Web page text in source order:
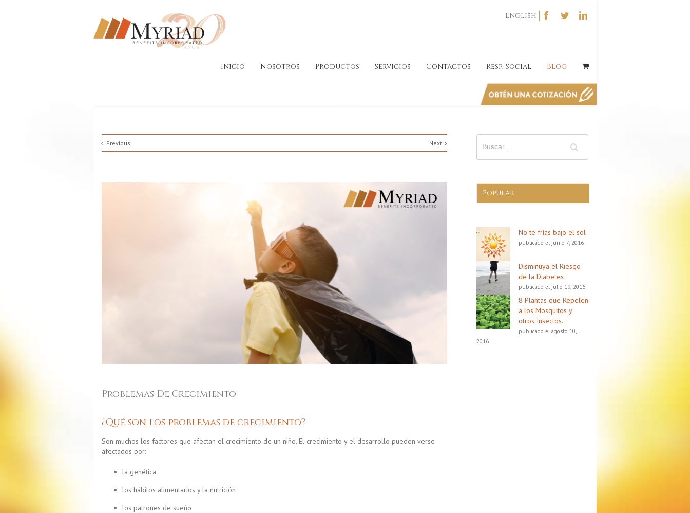
English
Inicio Nosotros Productos Servicios Contactos Resp. Social Blog
Previous Next
Problemas De Crecimiento
¿Qué son los problemas de crecimiento?
Son muchos los factores que afectan el crecimiento de un niño. El crecimiento y el desarrollo pueden verse
afectados por:
la genética
los hábitos alimentarios y la nutrición
los patrones de sueño
Popular
No te frías bajo el sol
publicado el junio 7, 2016
Disminuya el Riesgo
de la Diabetes
publicado el julio 19, 2016
8 Plantas que Repelen
a los Mosquitos y
otros Insectos.
publicado el agosto 10,
2016